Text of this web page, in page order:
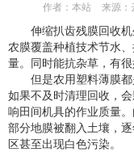
作者： 本站 来源：
伸缩扒齿残膜回收
农膜覆盖种植技术节水
量。同时能抗杂草，有很
但是农用塑料薄膜
如果不及时清理回收，
响田间机具的作业质量
部分地膜被翻入土壤，
区甚至出现白色污染。